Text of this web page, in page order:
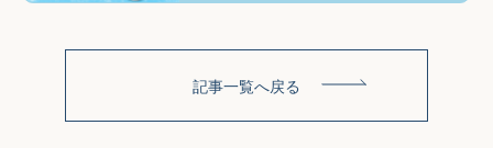
記事一覧へ戻る